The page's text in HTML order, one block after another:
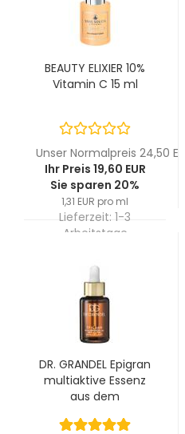
BEAUTY ELIXIER 10%
Vitamin C 15 ml
Unser Normalpreis 24,50 EUR
Ihr Preis 19,60 EUR
Sie sparen 20%
1,31 EUR pro ml
Lieferzeit: 1-3
Arbeitstage
DR. GRANDEL Epigran
multiaktive Essenz
aus dem